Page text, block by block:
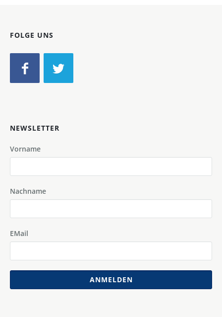
FOLGE UNS
NEWSLETTER
Vorname
Nachname
EMail
ANMELDEN